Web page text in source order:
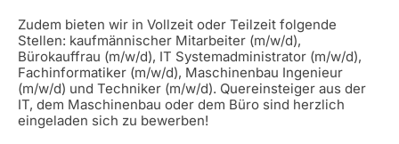
Zudem bieten wir in Vollzeit oder Teilzeit folgende
Stellen: kaufmännischer Mitarbeiter (m/w/d),
Bürokauffrau (m/w/d), IT Systemadministrator (m/w/d),
Fachinformatiker (m/w/d), Maschinenbau Ingenieur
(m/w/d) und Techniker (m/w/d). Quereinsteiger aus der
IT, dem Maschinenbau oder dem Büro sind herzlich
eingeladen sich zu bewerben!